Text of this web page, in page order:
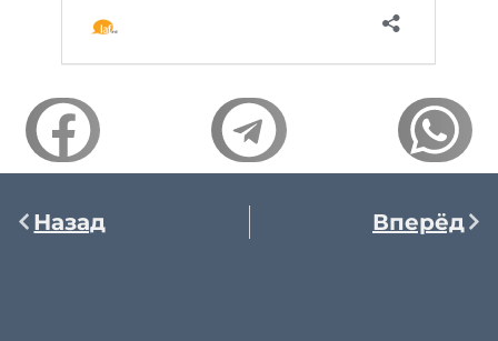
Назад Вперёд